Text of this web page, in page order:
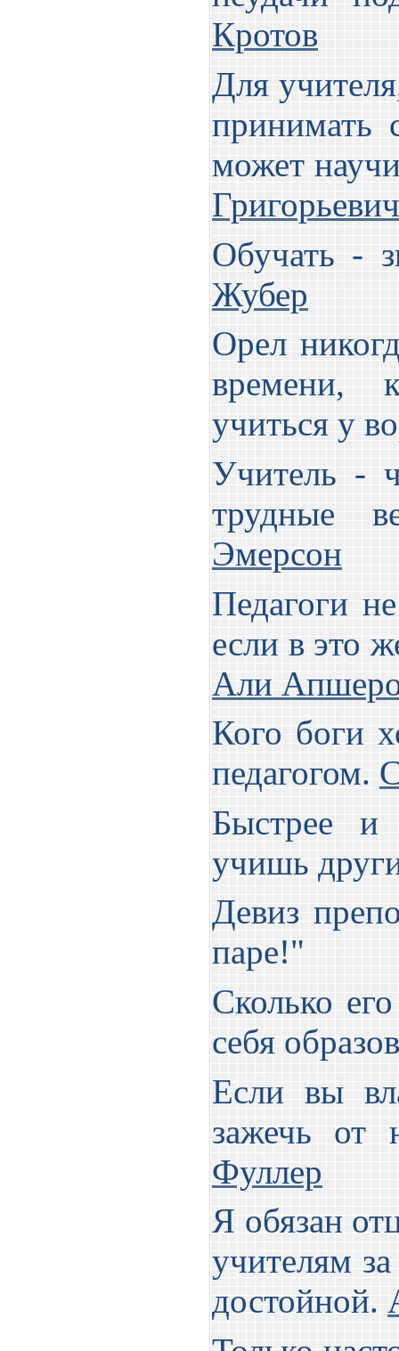
Кротов
Для
принимать
может
Обучать -
Жубер
Орел
времени,
учиться у
Учитель -
трудные
Эмерсон
Педагоги
если в это
Али
Кого боги
педагогом.
Быстрее и
учишь
Девиз
паре!"
Сколько
себя
Если вы
зажечь от
Фуллер
Я обязан
учителям
достойной.